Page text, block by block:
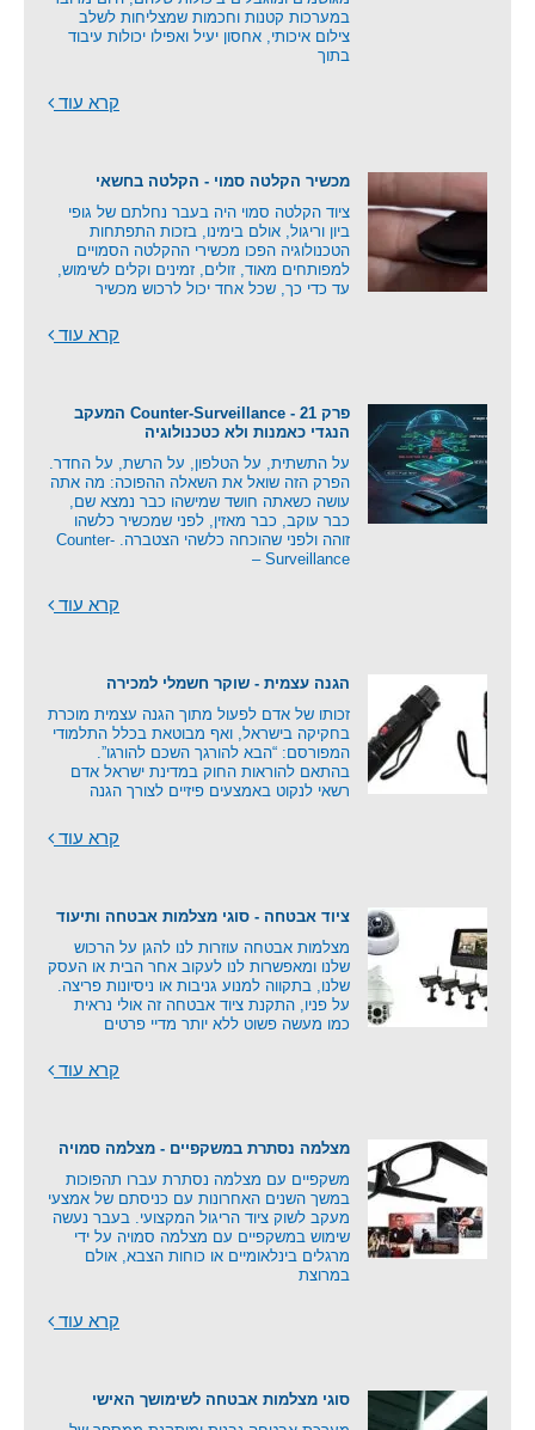
במערכות קטנות וחכמות שמצליחות לשלב
צילום איכותי, אחסון יעיל ואפילו יכולות עיבוד
בתוך
קרא עוד
מכשיר הקלטה סמוי - הקלטה בחשאי
ציוד הקלטה סמוי היה בעבר נחלתם של גופי
ביון וריגול, אולם בימינו, בזכות התפתחות
הטכנולוגיה הפכו מכשירי ההקלטה הסמויים
למפותחים מאוד, זולים, זמינים וקלים לשימוש,
עד כדי כך, שכל אחד יכול לרכוש מכשיר
קרא עוד
פרק 21 - Counter-Surveillance המעקב
הנגדי כאמנות ולא כטכנולוגיה
על התשתית, על הטלפון, על הרשת, על החדר.
הפרק הזה שואל את השאלה ההפוכה: מה אתה
עושה כשאתה חושד שמישהו כבר נמצא שם,
כבר עוקב, כבר מאזין, לפני שמכשיר כלשהו
זוהה ולפני שהוכחה כלשהי הצטברה. Counter-
Surveillance –
קרא עוד
הגנה עצמית - שוקר חשמלי למכירה
זכותו של אדם לפעול מתוך הגנה עצמית מוכרת
בחקיקה בישראל, ואף מבוטאת בכלל התלמודי
המפורסם: “הבא להורגך השכם להורגו”.
בהתאם להוראות החוק במדינת ישראל אדם
רשאי לנקוט באמצעים פיזיים לצורך הגנה
קרא עוד
ציוד אבטחה - סוגי מצלמות אבטחה ותיעוד
מצלמות אבטחה עוזרות לנו להגן על הרכוש
שלנו ומאפשרות לנו לעקוב אחר הבית או העסק
שלנו, בתקווה למנוע גניבות או ניסיונות פריצה.
על פניו, התקנת ציוד אבטחה זה אולי נראית
כמו מעשה פשוט ללא יותר מדיי פרטים
קרא עוד
מצלמה נסתרת במשקפיים - מצלמה סמויה
משקפיים עם מצלמה נסתרת עברו תהפוכות
במשך השנים האחרונות עם כניסתם של אמצעי
מעקב לשוק ציוד הריגול המקצועי. בעבר נעשה
שימוש במשקפיים עם מצלמה סמויה על ידי
מרגלים בינלאומיים או כוחות הצבא, אולם
במרוצת
קרא עוד
סוגי מצלמות אבטחה לשימושך האישי